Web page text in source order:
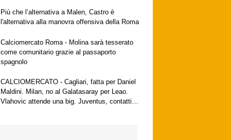
Più che l’alternativa a Malen, Castro è
l'alternativa alla manovra offensiva della Roma
Calciomercato Roma - Molina sarà tesserato
come comunitario grazie al passaporto
spagnolo
CALCIOMERCATO - Cagliari, fatta per Daniel
Maldini. Milan, no al Galatasaray per Leao.
Vlahovic attende una big. Juventus, contatti